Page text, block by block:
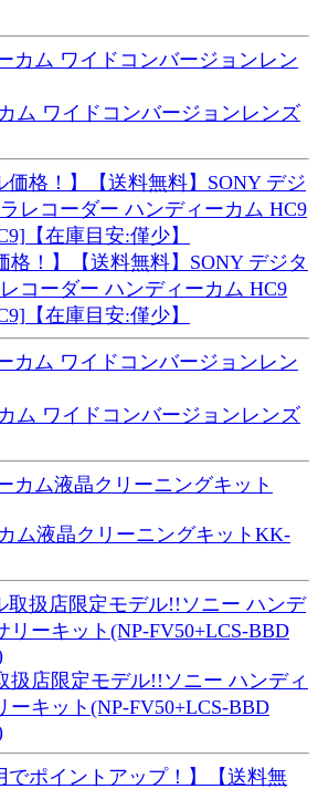
ム ワイドコンバージョンレンズ
格！】【送料無料】SONY デジタ
コーダー ハンディーカム HC9
【在庫目安:僅少】
ム ワイドコンバージョンレンズ
ム液晶クリーニングキットKK-
扱店限定モデル!!ソニー ハンディ
ーキット(NP-FV50+LCS-BBD